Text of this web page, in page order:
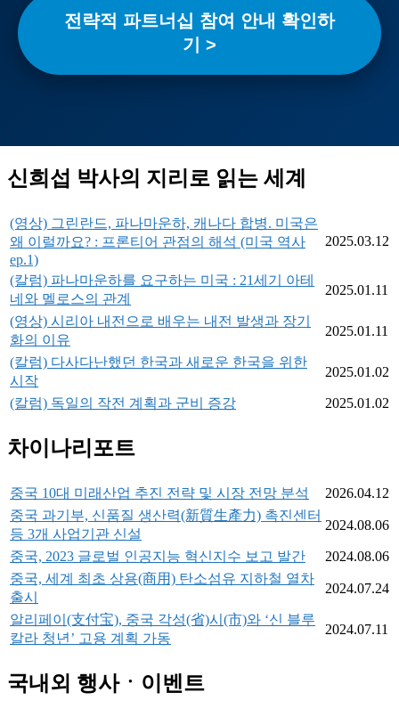
전략적 파트너십 참여 안내 확인하
기 >
신희섭 박사의 지리로 읽는 세계
(영상) 그린란드, 파나마운하, 캐나다 합병. 미국은
왜 이럴까요? : 프론티어 관점의 해석 (미국 역사
ep.1)
2025.03.12
(칼럼) 파나마운하를 요구하는 미국 : 21세기 아테
네와 멜로스의 관계
2025.01.11
(영상) 시리아 내전으로 배우는 내전 발생과 장기
화의 이유
2025.01.11
(칼럼) 다사다난했던 한국과 새로운 한국을 위한
시작
2025.01.02
(칼럼) 독일의 작전 계획과 군비 증강 2025.01.02
차이나리포트
중국 10대 미래산업 추진 전략 및 시장 전망 분석
2026.04.12
중국 과기부, 신품질 생산력(新質生產力) 촉진센터
등 3개 사업기관 신설
2024.08.06
중국, 2023 글로벌 인공지능 혁신지수 보고 발간
2024.08.06
중국, 세계 최초 상용(商用) 탄소섬유 지하철 열차
출시
2024.07.24
알리페이(支付宝), 중국 각성(省)시(市)와 ‘신 블루
칼라 청년’ 고용 계획 가동
2024.07.11
국내외 행사ㆍ이벤트